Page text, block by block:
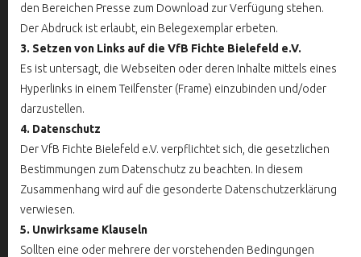
den Bereichen Presse zum Download zur Verfügung stehen.
Der Abdruck ist erlaubt, ein Belegexemplar erbeten.
3. Setzen von Links auf die VfB Fichte Bielefeld e.V.
Es ist untersagt, die Webseiten oder deren Inhalte mittels eines
Hyperlinks in einem Teilfenster (Frame) einzubinden und/oder
darzustellen.
4. Datenschutz
Der VfB Fichte Bielefeld e.V. verpflichtet sich, die gesetzlichen
Bestimmungen zum Datenschutz zu beachten. In diesem
Zusammenhang wird auf die gesonderte Datenschutzerklärung
verwiesen.
5. Unwirksame Klauseln
Sollten eine oder mehrere der vorstehenden Bedingungen